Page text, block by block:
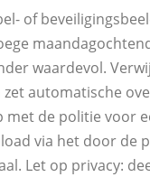
of
waardevol.
automatische
met de politie voor
via het door de
Let op privacy: